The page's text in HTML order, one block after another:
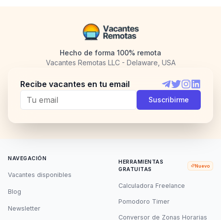
Hecho de forma 100% remota
Vacantes Remotas LLC - Delaware, USA
Recibe vacantes en tu email
Telegram
TwitterInstagram
Suscribirme
NAVEGACIÓN
Vacantes disponibles
Blog
Newsletter
HERRAMIENTAS
GRATUITAS
Nuevo
Calculadora Freelance
Pomodoro Timer
Conversor de Zonas Horarias